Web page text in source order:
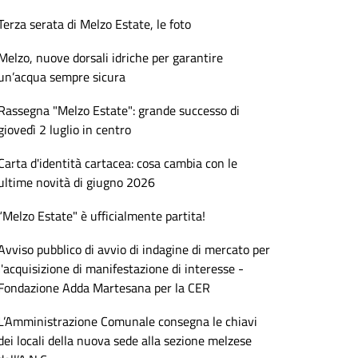
serata di Melzo Estate, le foto
nuove dorsali idriche per garantire
sempre sicura
"Melzo Estate": grande successo di
2 luglio in centro
d'identità cartacea: cosa cambia con le
novità di giugno 2026
Estate" è ufficialmente partita!
pubblico di avvio di indagine di mercato per
di manifestazione di interesse -
Adda Martesana per la CER
Comunale consegna le chiavi
locali della nuova sede alla sezione melzese